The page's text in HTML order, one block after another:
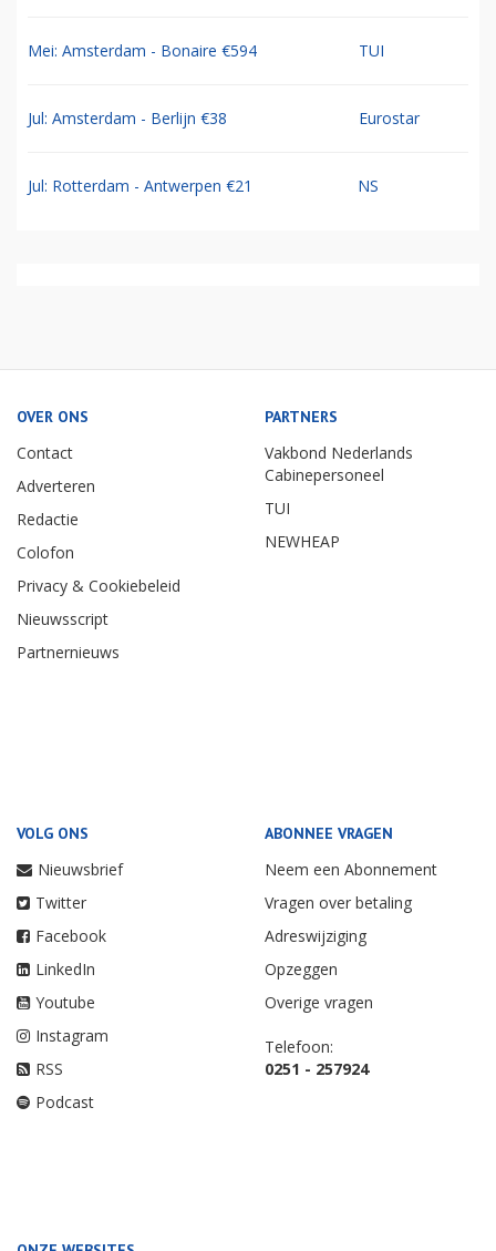
Mei: Amsterdam - Bonaire €594 TUI
Jul: Amsterdam - Berlijn €38 Eurostar
Jul: Rotterdam - Antwerpen €21 NS
OVER ONS
Contact
Adverteren
Redactie
Colofon
Privacy & Cookiebeleid
Nieuwsscript
Partnernieuws
PARTNERS
Vakbond Nederlands
Cabinepersoneel
TUI
NEWHEAP
VOLG ONS
Nieuwsbrief
Twitter
Facebook
LinkedIn
Youtube
Instagram
RSS
Podcast
ABONNEE VRAGEN
Neem een Abonnement
Vragen over betaling
Adreswijziging
Opzeggen
Overige vragen
Telefoon:
0251 - 257924